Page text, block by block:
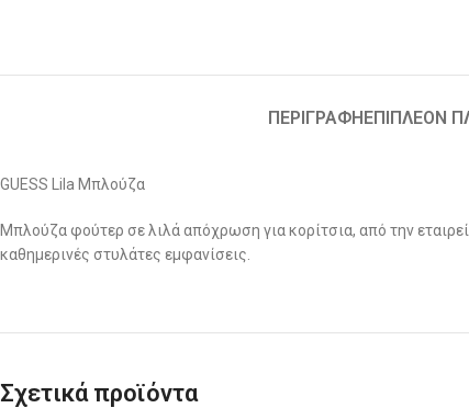
ΠΕΡΙΓΡΑΦΉΕΠΙΠΛΈΟΝ
GUESS Lila Μπλούζα
Μπλούζα φούτερ σε λιλά απόχρωση για κορίτσια, από την
καθημερινές στυλάτες εμφανίσεις.
Σχετικά προϊόντα